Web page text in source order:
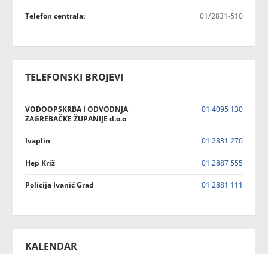
Telefon centrala: 01/2831-510
TELEFONSKI BROJEVI
VODOOPSKRBA I ODVODNJA
ZAGREBAČKE ŽUPANIJE d.o.o
01 4095 130
Ivaplin 01 2831 270
Hep Križ 01 2887 555
Policija Ivanić Grad 01 2881 111
KALENDAR